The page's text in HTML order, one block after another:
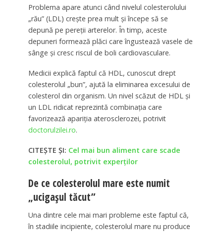
Problema apare atunci când nivelul colesterolului
„rău” (LDL) crește prea mult și începe să se
depună pe pereții arterelor. În timp, aceste
depuneri formează plăci care îngustează vasele de
sânge și cresc riscul de boli cardiovasculare.
Medicii explică faptul că HDL, cunoscut drept
colesterolul „bun”, ajută la eliminarea excesului de
colesterol din organism. Un nivel scăzut de HDL și
un LDL ridicat reprezintă combinația care
favorizează apariția aterosclerozei, potrivit
doctorulzilei.ro.
CITEȘTE ȘI: Cel mai bun aliment care scade
colesterolul, potrivit experților
De ce colesterolul mare este numit
„ucigașul tăcut”
Una dintre cele mai mari probleme este faptul că,
în stadiile incipiente, colesterolul mare nu produce